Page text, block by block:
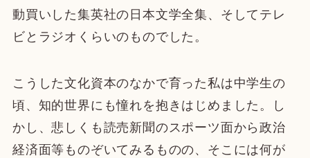
動買いした集英社の日本文学全集、そしてテレ
ビとラジオくらいのものでした。
こうした文化資本のなかで育った私は中学生の
頃、知的世界にも憧れを抱きはじめました。し
かし、悲しくも読売新聞のスポーツ面から政治
経済面等ものぞいてみるものの、そこには何が